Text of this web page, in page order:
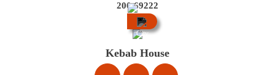
200 69222
City
Kebab House